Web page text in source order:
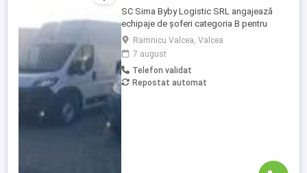
SC Sima Byby Logistic SRL angajează
echipaje de șoferi categoria B pentru
transport internațional (comunitate)!
Căutăm echipaje formate din 2 șoferi,
posesori ai permisului categoria B, pentru
transport internațional de marfă. Oferim:
Salariu între 1.800 și 2.200 Program: 2 luni
Ramnicu Valcea, Valcea
7 august
Telefon validat
Repostat automat